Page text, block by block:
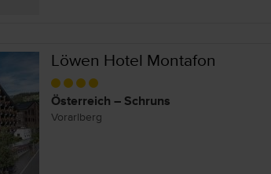
Löwen Hotel Montafon
Österreich – Schruns
Vorarlberg